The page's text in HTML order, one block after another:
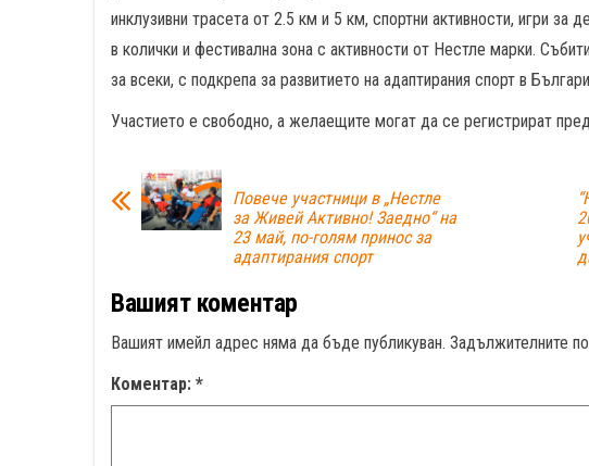
инклузивни трасета от 2.5 км и 5 км, спортни активности, игри за
в колички и фестивална зона с активности от Нестле марки.
за всеки, с подкрепа за развитието на адаптирания спорт в
Участието е свободно, а желаещите могат да се регистрират
Повече участници в „Нестле
за Живей Активно! Заедно“ на
23 май, по-голям принос за
адаптирания спорт
Вашият коментар
Вашият имейл адрес няма да бъде публикуван. Задължителните
Коментар: *